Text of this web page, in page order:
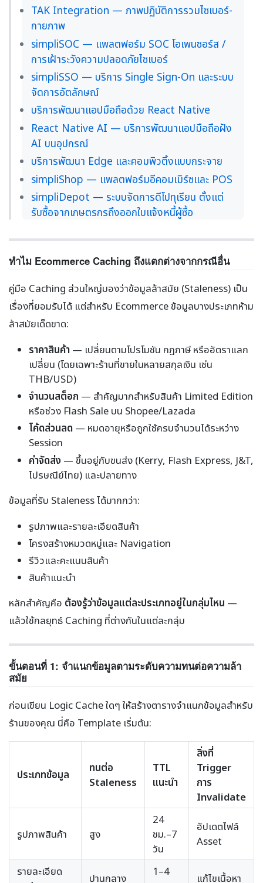
TAK Integration — ภาพปฏิบัติการรวมไซเบอร์-
กายภาพ
simpliSOC — แพลตฟอร์ม SOC โอเพนซอร์ส /
การเฝ้าระวังความปลอดภัยไซเบอร์
simpliSSO — บริการ Single Sign-On และระบบ
จัดการอัตลักษณ์
บริการพัฒนาแอปมือถือด้วย React Native
React Native AI — บริการพัฒนาแอปมือถือฝัง
AI บนอุปกรณ์
บริการพัฒนา Edge และคอมพิวติ้งแบบกระจาย
simpliShop — แพลตฟอร์มอีคอมเมิร์ซและ POS
simpliDepot — ระบบจัดการดีโปทุเรียน ตั้งแต่
รับซื้อจากเกษตรกรถึงออกใบแจ้งหนี้ผู้ซื้อ
ทำไม Ecommerce Caching ถึงแตกต่างจากกรณีอื่น
คู่มือ Caching ส่วนใหญ่มองว่าข้อมูลล้าสมัย (Staleness) เป็น
เรื่องที่ยอมรับได้ แต่สำหรับ Ecommerce ข้อมูลบางประเภทห้าม
ล้าสมัยเด็ดขาด:
ราคาสินค้า— เปลี่ยนตามโปรโมชัน กฎภาษี หรืออัตราแลก
เปลี่ยน (โดยเฉพาะร้านที่ขายในหลายสกุลเงิน เช่น
THB/USD)
จำนวนสต็อก — สำคัญมากสำหรับสินค้า Limited Edition
หรือช่วง Flash Sale บน Shopee/Lazada
โค้ดส่วนลด— หมดอายุหรือถูกใช้ครบจำนวนได้ระหว่าง
Session
ค่าจัดส่ง— ขึ้นอยู่กับขนส่ง (Kerry, Flash Express, J&T,
ไปรษณีย์ไทย) และปลายทาง
ข้อมูลที่รับ Staleness ได้มากกว่า:
รูปภาพและรายละเอียดสินค้า
โครงสร้างหมวดหมู่และ Navigation
รีวิวและคะแนนสินค้า
สินค้าแนะนำ
หลักสำคัญคือ ต้องรู้ว่าข้อมูลแต่ละประเภทอยู่ในกลุ่มไหน —
แล้วใช้กลยุทธ์ Caching ที่ต่างกันในแต่ละกลุ่ม
ขั้นตอนที่ 1: จำแนกข้อมูลตามระดับความทนต่อความล้า
สมัย
ก่อนเขียน Logic Cache ใดๆ ให้สร้างตารางจำแนกข้อมูลสำหรับ
ร้านของคุณ นี่คือ Template เริ่มต้น:
ประเภทข้อมูล
ทนต่อ
Staleness
TTL
แนะนำ
สิ่งที่
Trigger
การ
Invalidate
รูปภาพสินค้า สูง
24
ชม.–7
วัน
อัปเดตไฟล์
Asset
รายละเอียด
ปานกลาง
1–4
แก้ไขเนื้อหา